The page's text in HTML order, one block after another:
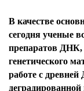
В качестве
сегодня ученые
препаратов ДНК,
генетического
работе с